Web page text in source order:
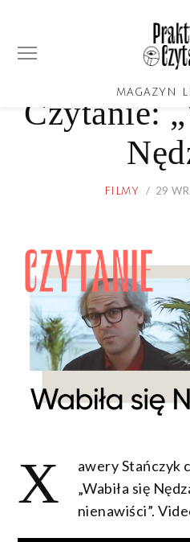
MAGAZYN
Czytanie:
FILMY 29
X
awery Stańczyk
„Wabiła się
nienawiści”.